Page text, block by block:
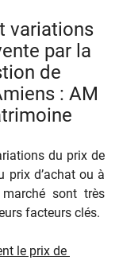
variations
par la
de
: AM
du prix de
prix d’achat ou à
sont très
facteurs clés.
le prix de